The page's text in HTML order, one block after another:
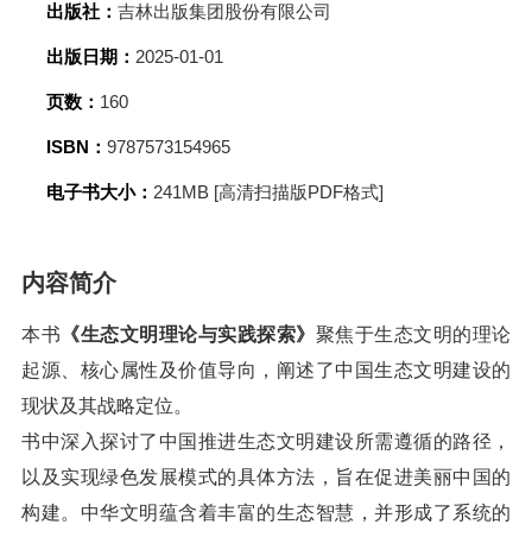
出版社： 吉林出版集团股份有限公司
出版日期： 2025-01-01
页数： 160
ISBN： 9787573154965
电子书大小： 241MB [高清扫描版PDF格式]
内容简介
本书 《生态文明理论与实践探索》 聚焦于生态文明的理论
起源、核心属性及价值导向，阐述了中国生态文明建设的
现状及其战略定位。
书中深入探讨了中国推进生态文明建设所需遵循的路径，
以及实现绿色发展模式的具体方法，旨在促进美丽中国的
构建。中华文明蕴含着丰富的生态智慧，并形成了系统的